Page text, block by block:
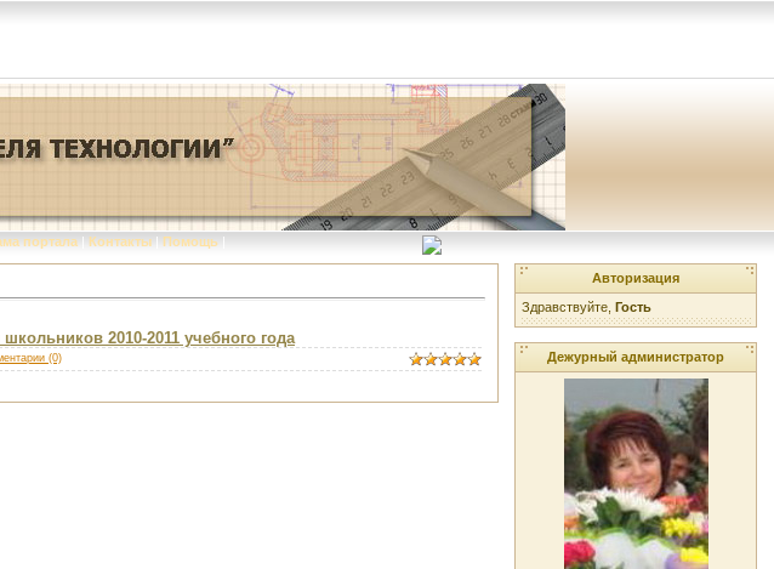
портала | Контакты | Помощь |
2010-2011 учебного года
(0)
Авторизация
Здравствуйте, Гость
Дежурный администратор